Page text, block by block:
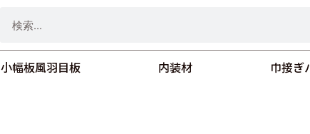
小幅板風羽目板 内装材 巾接ぎ